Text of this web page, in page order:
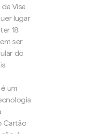
Visa
lugar
18
ser
do
um
Cartão